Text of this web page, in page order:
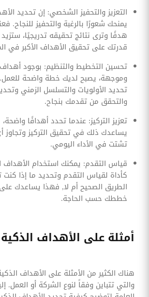
التعزيز والتحفيز الشخصي: إن تحديد
يمنحك شعورًا بالرغبة والتحفيز للنجاح.
هدفًا وترى نتائج تحقيقه تدريجيًا،
قدرتك على تحقيق الأهداف الأكبر في
تحسين التخطيط والتنظيم: بوجود
وموجهة، يصبح لديك خطة واضحة
تحديد الأولويات والتسلسل الزمني
والتحقق من تقدمك بنجاح.
تعزيز التركيز: عندما تحدد أهدافًا
يساعدك ذلك في تحقيق التركيز وتجاوز
تشتت في الأداء اليومي.
قياس التقدم: يمكنك استخدام الأهداف
كأداة لقياس التقدم وتحديد ما إذا
الطريق الصحيح أم لا, فهذا يساعدك
خططك حسب الحاجة.
أمثلة على الأهداف
هناك الكثير من الأمثلة على الأهداف
والتي تتباين وفقاً لنوع الشركة أو العمل.